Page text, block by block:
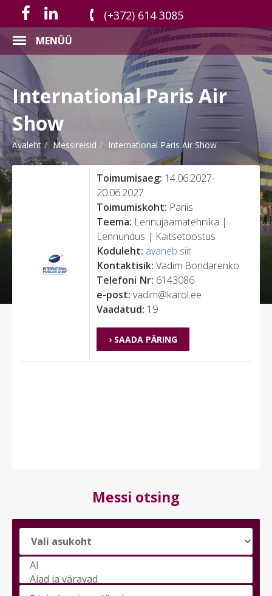
(+372) 614 3085
MENÜÜ
International Paris Air
Show
Avaleht Messireisid International Paris Air Show
Toimumisaeg: 14.06.2027-
20.06.2027
Toimumiskoht: Pariis
Teema: Lennujaamatehnika |
Lennundus | Kaitsetööstus
Koduleht: avaneb siit
Kontaktisik:Vadim Bondarenko
Telefoni Nr: 6143086
e-post:vadim@karol.ee
Vaadatud: 19
› SAADA PÄRING
Messi otsing
Vali
messi